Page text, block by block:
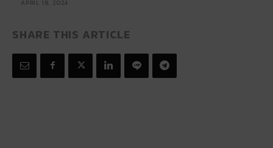
APRIL 18, 2024
SHARE THIS ARTICLE